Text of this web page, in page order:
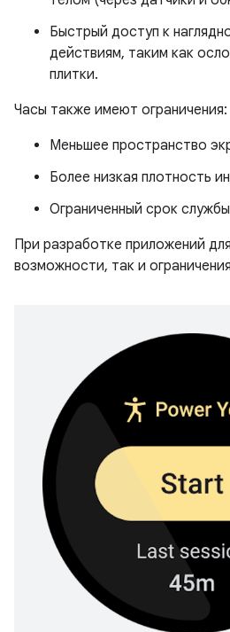
Быстрый доступ к
действиям, таким как
плитки.
Часы также имеют ограничения:
Меньшее пространство
Более низкая плотность
Ограниченный срок
При разработке приложений
возможности, так и